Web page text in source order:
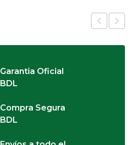
Garantia Oficial
BDL
Compra Segura
BDL